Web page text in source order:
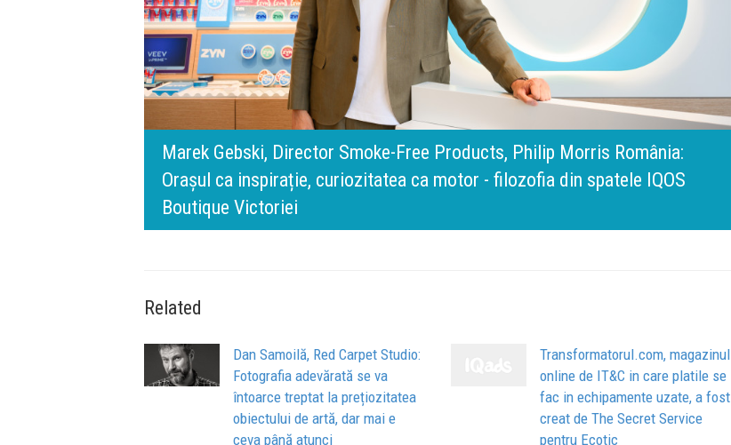
140 de ani de Mercedes-Benz. Ramona Pîrlog: Cel mai important „test al
timpului” este să inovăm constant, dar cu aceeași responsabilitate față
de oameni, siguranță și calitate
Related
Dan Samoilă, Red Carpet Studio:
Fotografia adevărată se va
întoarce treptat la prețiozitatea
obiectului de artă, dar mai e
ceva până atunci
Transformatorul.com, magazinul
online de IT&C in care platile se
fac in echipamente uzate, a fost
creat de The Secret Service
pentru Ecotic